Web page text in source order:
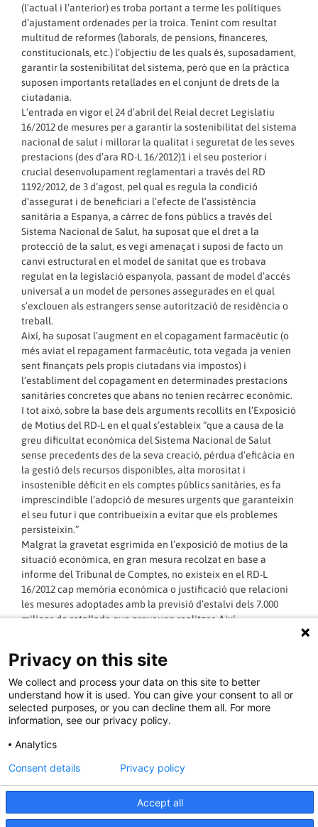
(l’actual i l’anterior) es troba portant a terme les polítiques
d’ajustament ordenades per la troica. Tenint com resultat
multitud de reformes (laborals, de pensions, financeres,
constitucionals, etc.) l’objectiu de les quals és, suposadament,
garantir la sostenibilitat del sistema, però que en la pràctica
suposen importants retallades en el conjunt de drets de la
ciutadania.
L’entrada en vigor el 24 d’abril del Reial decret Legislatiu
16/2012 de mesures per a garantir la sostenibilitat del sistema
nacional de salut i millorar la qualitat i seguretat de les seves
prestacions (des d’ara RD-L 16/2012)1 i el seu posterior i
crucial desenvolupament reglamentari a través del RD
1192/2012, de 3 d’agost, pel qual es regula la condició
d’assegurat i de beneficiari a l’efecte de l’assistència
sanitària a Espanya, a càrrec de fons públics a través del
Sistema Nacional de Salut, ha suposat que el dret a la
protecció de la salut, es vegi amenaçat i suposi de facto un
canvi estructural en el model de sanitat que es trobava
regulat en la legislació espanyola, passant de model d’accés
universal a un model de persones assegurades en el qual
s’exclouen als estrangers sense autorització de residència o
treball.
Així, ha suposat l’augment en el copagament farmacèutic (o
més aviat el repagament farmacèutic, tota vegada ja venien
sent finançats pels propis ciutadans via impostos) i
l’establiment del copagament en determinades prestacions
sanitàries concretes que abans no tenien recàrrec econòmic.
I tot això, sobre la base dels arguments recollits en l’Exposició
de Motius del RD-L en el qual s’estableix “que a causa de la
greu dificultat econòmica del Sistema Nacional de Salut
sense precedents des de la seva creació, pèrdua d’eficàcia en
la gestió dels recursos disponibles, alta morositat i
insostenible dèficit en els comptes públics sanitàries, es fa
imprescindible l’adopció de mesures urgents que garanteixin
el seu futur i que contribueixin a evitar que els problemes
persisteixin.”
Malgrat la gravetat esgrimida en l’exposició de motius de la
situació econòmica, en gran mesura recolzat en base a
informe del Tribunal de Comptes, no existeix en el RD-L
16/2012 cap memòria econòmica o justificació que relacioni
les mesures adoptades amb la previsió d’estalvi dels 7.000
milions de retallada que preveuen realitzar. Així,
l’estalvi de la despesa, tota vegada s’ha demostrat
estadísticament que la població estrangera i molt més la que
no es troba amb autorització de residència o treball, és la
qual menys usa els serveis públics sanitaris.
Quant al “turisme sanitari”, un dels arguments esgrimits per a
portar a terme la reforma, és notori que la dificultat per a
cobrar a les persones estrangeres (fonamentalment turistes)
obeeix a una incapacitat de portar a terme el mecanisme
administratiu per a procedir al cobrament als estats d’origen
tal com ho determina la normativa europea.
S’ha d’assenyalar que tant la Junta d’Andalusia com el Govern
Privacy on this site
We collect and process your data on this site to better
understand how it is used. You can give your consent to all or
selected purposes, or you can decline them all. For more
information, see our privacy policy.
Analytics
Accept all
Consent details Privacy policy